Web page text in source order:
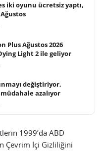
iki oyunu ücretsiz yaptı,
Plus Ağustos 2026
Light 2 ile geliyor
değiştiriyor,
azalıyor
1999’da ABD
Çevrim İçi Gizliliğini